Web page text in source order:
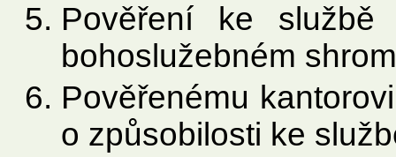
Pověření ke
bohoslužebném
Pověřenému
o způsobilosti ke